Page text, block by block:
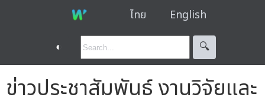
ไทย English
◐ 🔍︎
ข่าวประชาสัมพันธ์ งานวิจัยและ